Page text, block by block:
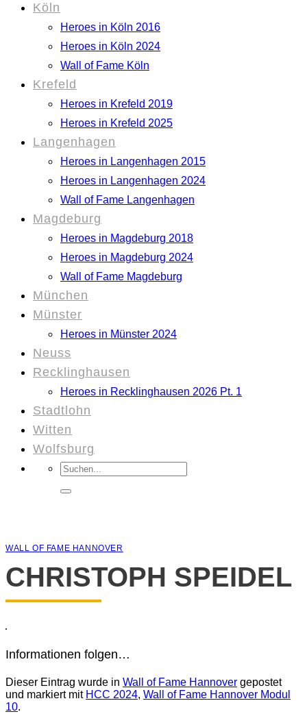
Köln
Heroes in Köln 2016
Heroes in Köln 2024
Wall of Fame Köln
Krefeld
Heroes in Krefeld 2019
Heroes in Krefeld 2025
Langenhagen
Heroes in Langenhagen 2015
Heroes in Langenhagen 2024
Wall of Fame Langenhagen
Magdeburg
Heroes in Magdeburg 2018
Heroes in Magdeburg 2024
Wall of Fame Magdeburg
München
Münster
Heroes in Münster 2024
Neuss
Recklinghausen
Heroes in Recklinghausen 2026 Pt. 1
Stadtlohn
Witten
Wolfsburg
Suchen
nach:
WALL OF FAME HANNOVER
CHRISTOPH SPEIDEL
Informationen folgen…
Dieser Eintrag wurde in Wall of Fame Hannover gepostet
und markiert mit HCC 2024, Wall of Fame Hannover Modul
10.